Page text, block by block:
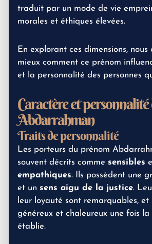
traduit par un mode de vie
morales et éthiques élevées.
En explorant ces dimensions, nous
mieux comment ce prénom
et la personnalité des personnes
Caractère et personnalité
Abdarrahman
Traits de personnalité
Les porteurs du prénom
souvent décrits comme sensibles
empathiques. Ils possèdent une
et un sens aigu de la justice.
leur loyauté sont remarquables, et
généreux et chaleureux une fois la
établie.